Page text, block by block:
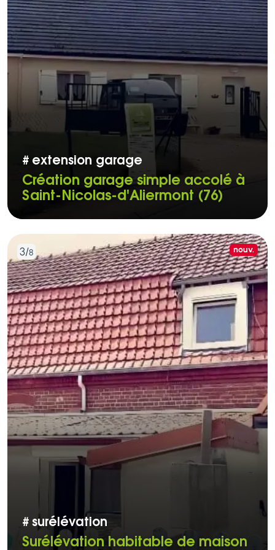
# extension garage
Création garage simple accolé à
Saint-Nicolas-d'Aliermont (76)
nouv.
3/8
# surélévation
Surélévation habitable de maison